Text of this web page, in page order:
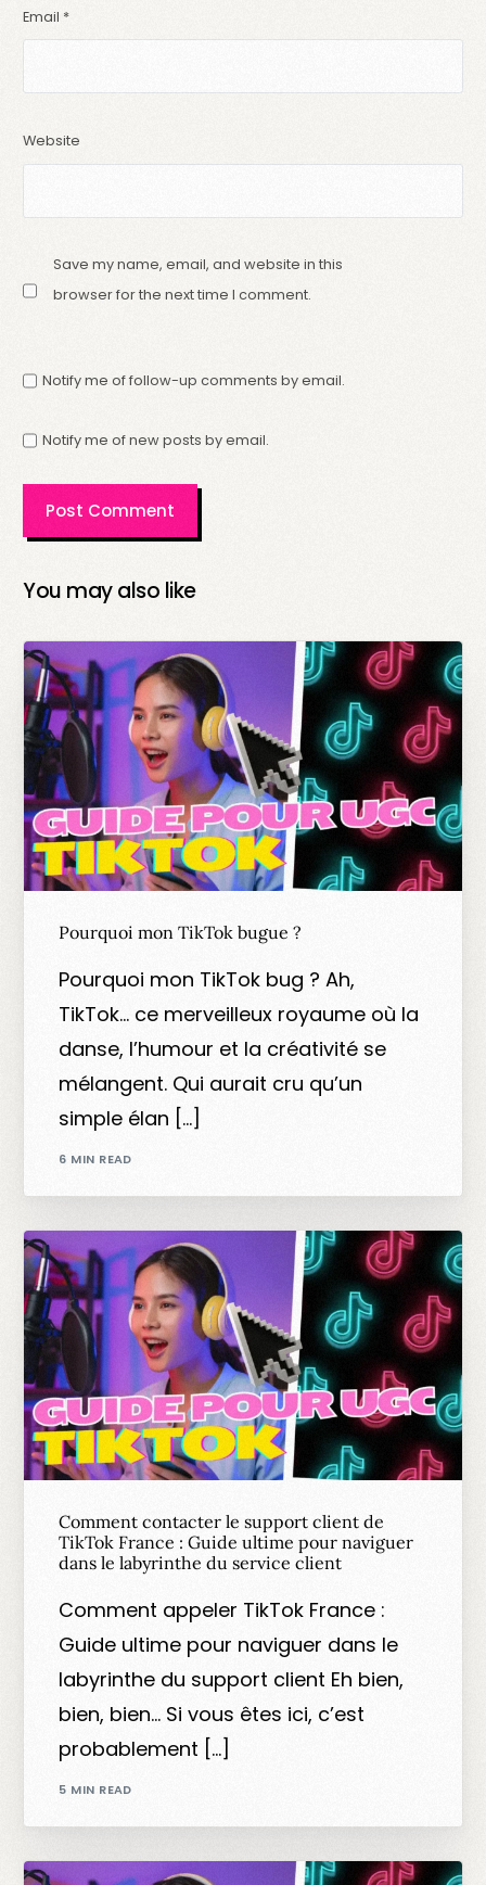
Email *
Website
Save my name, email, and website in this
browser for the next time I comment.
Notify me of follow-up comments by email.
Notify me of new posts by email.
You may also like
Pourquoi mon TikTok bugue ?
Pourquoi mon TikTok bug ? Ah,
TikTok… ce merveilleux royaume où la
danse, l’humour et la créativité se
mélangent. Qui aurait cru qu’un
simple élan […]
6 MIN READ
Comment contacter le support client de
TikTok France : Guide ultime pour naviguer
dans le labyrinthe du service client
Comment appeler TikTok France :
Guide ultime pour naviguer dans le
labyrinthe du support client Eh bien,
bien, bien… Si vous êtes ici, c’est
probablement […]
5 MIN READ